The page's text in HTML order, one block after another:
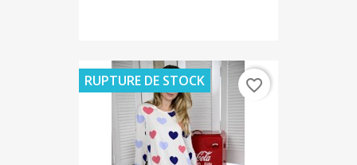
RUPTURE DE STOCK favorite_border